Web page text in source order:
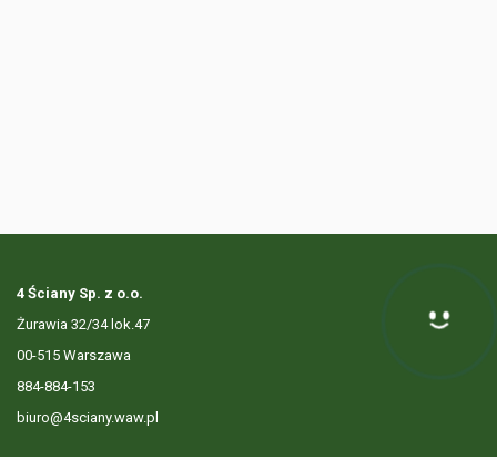
4 Ściany Sp. z o.o.
Żurawia 32/34 lok.47
00-515 Warszawa
884-884-153
biuro@4sciany.waw.pl